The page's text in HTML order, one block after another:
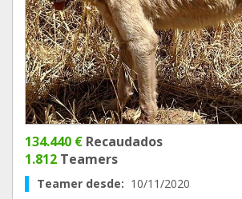
134.440 € Recaudados
1.812 Teamers
Teamer desde: 10/11/2020